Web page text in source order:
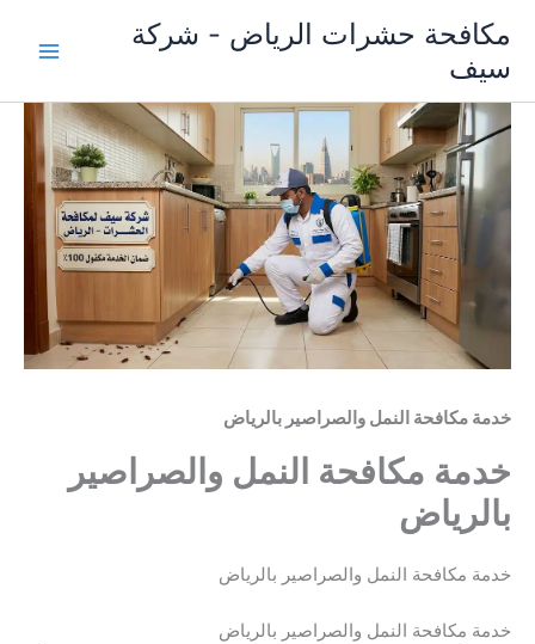
المحتوى
مكافحة حشرات الرياض - شركة
سيف
خدمة مكافحة النمل والصراصير بالرياض
خدمة مكافحة النمل والصراصير
بالرياض
خدمة مكافحة النمل والصراصير بالرياض
خدمة مكافحة النمل والصراصير بالرياض